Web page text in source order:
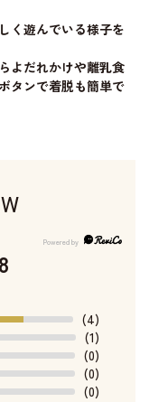
く遊んでいる様子を
よだれかけや離乳食
タンで着脱も簡単で
(4)
(1)
(0)
(0)
(0)